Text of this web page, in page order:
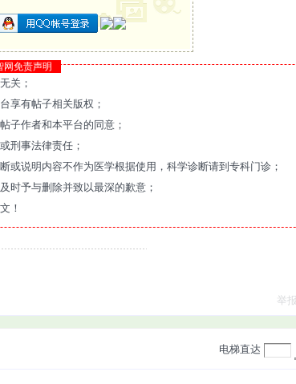
网免责声明
关；
享有帖子相关版权；
子作者和本平台的同意；
刑事法律责任；
或说明内容不作为医学根据使用，科学诊断请到专科门诊；
时予与删除并致以最深的歉意；
！
举报
电梯直达